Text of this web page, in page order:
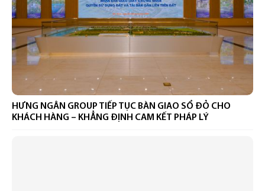
HƯNG NGÂN GROUP TIẾP TỤC BÀN GIAO SỔ ĐỎ CHO
KHÁCH HÀNG – KHẲNG ĐỊNH CAM KẾT PHÁP LÝ